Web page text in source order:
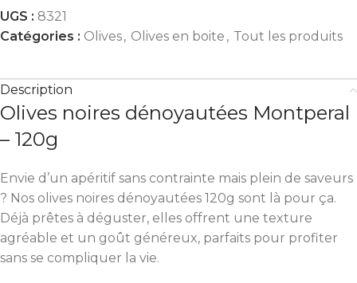
UGS : 8321
Catégories : Olives, Olives en boite , Tout les produits
Description
Olives noires dénoyautées Montperal
– 120g
Envie d’un apéritif sans contrainte mais plein de saveurs
? Nos olives noires dénoyautées 120g sont là pour ça.
Déjà prêtes à déguster, elles offrent une texture
agréable et un goût généreux, parfaits pour profiter
sans se compliquer la vie.